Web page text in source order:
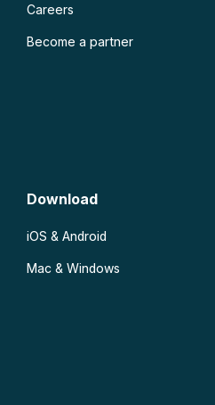
Careers
Become a partner
Download
iOS & Android
Mac & Windows